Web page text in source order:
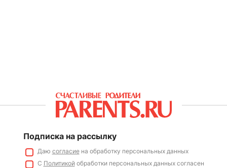
Подписка на рассылку
Даю согласиена обработку персональных данных
С Политикойобработки персональных данных согласен